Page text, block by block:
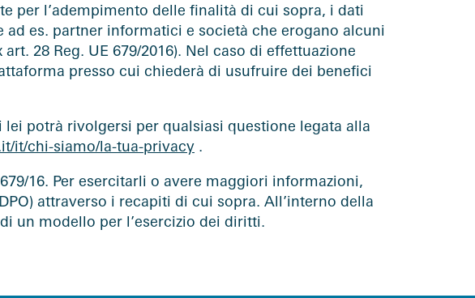
per l’adempimento delle finalità di cui sopra, i dati
es. partner informatici e società che erogano alcuni
28 Reg. UE 679/2016). Nel caso di effettuazione
presso cui chiederà di usufruire dei benefici
potrà rivolgersi per qualsiasi questione legata alla
it/chi-siamo/la-tua-privacy .
16. Per esercitarli o avere maggiori informazioni,
attraverso i recapiti di cui sopra. All’interno della
un modello per l’esercizio dei diritti.